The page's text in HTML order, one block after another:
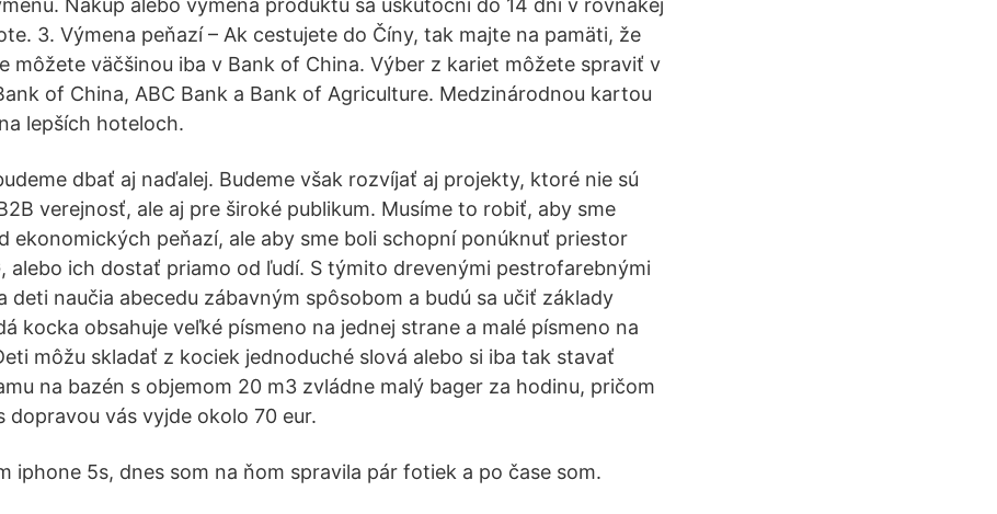
Nákup alebo výmena produktu sa uskutoční do 14 dní v rovnakej
3. Výmena peňazí – Ak cestujete do Číny, tak majte na pamäti, že
môžete väčšinou iba v Bank of China. Výber z kariet môžete spraviť v
of China, ABC Bank a Bank of Agriculture. Medzinárodnou kartou
lepších hoteloch.
dbať aj naďalej. Budeme však rozvíjať aj projekty, ktoré nie sú
verejnosť, ale aj pre široké publikum. Musíme to robiť, aby sme
ekonomických peňazí, ale aby sme boli schopní ponúknuť priestor
alebo ich dostať priamo od ľudí. S týmito drevenými pestrofarebnými
deti naučia abecedu zábavným spôsobom a budú sa učiť základy
kocka obsahuje veľké písmeno na jednej strane a malé písmeno na
môžu skladať z kociek jednoduché slová alebo si iba tak stavať
na bazén s objemom 20 m3 zvládne malý bager za hodinu, pričom
dopravou vás vyjde okolo 70 eur.
iphone 5s, dnes som na ňom spravila pár fotiek a po čase som.